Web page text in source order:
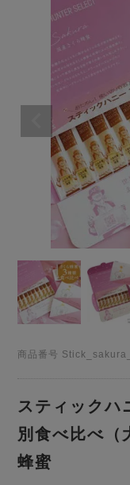
商品番号
スティック
別食べ比べ（
蜂蜜